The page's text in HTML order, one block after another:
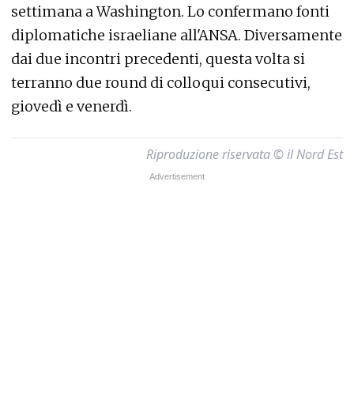
settimana a Washington. Lo confermano fonti
diplomatiche israeliane all'ANSA. Diversamente
dai due incontri precedenti, questa volta si
terranno due round di colloqui consecutivi,
giovedì e venerdì.
Riproduzione riservata © il Nord Est